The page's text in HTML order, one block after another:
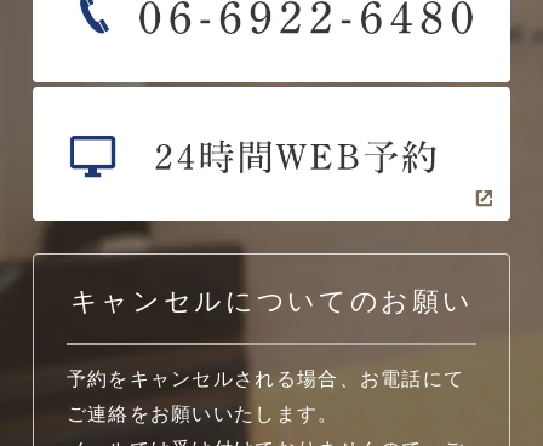
キャンセルについてのお願い
予約をキャンセルされる場合、お電話にて
ご連絡をお願いいたします。